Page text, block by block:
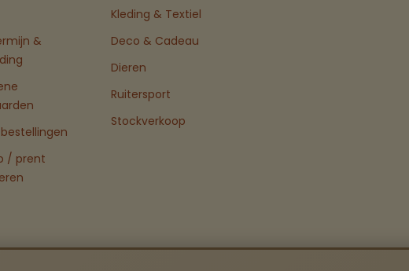
&
/ prent
Kleding & Textiel
Deco & Cadeau
Dieren
Ruitersport
Stockverkoop